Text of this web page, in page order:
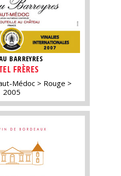
BARREYRES
FRÈRES
Médoc
Rouge
2005